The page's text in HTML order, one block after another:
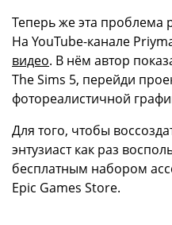
Теперь же эта проблема
На YouTube-канале
видео. В нём автор
The Sims 5, перейди
фотореалистичной
Для того, чтобы
энтузиаст как раз
бесплатным набором
Epic Games Store.